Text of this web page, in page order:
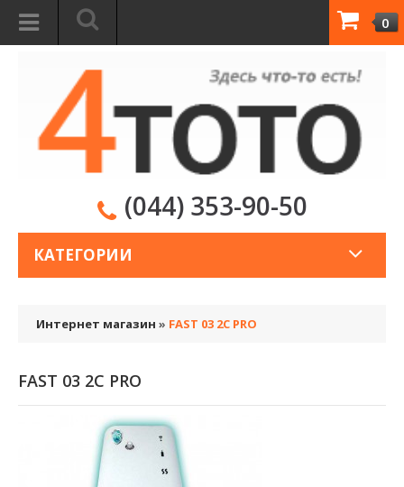
0
(044) 353-90-50
КАТЕГОРИИ
Интернет магазин » FAST 03 2C PRO
FAST 03 2C PRO